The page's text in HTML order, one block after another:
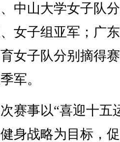
中山大学女子队
女子组亚军；广
女子队分别摘得
军。
事以“喜迎十五
身战略为目标，